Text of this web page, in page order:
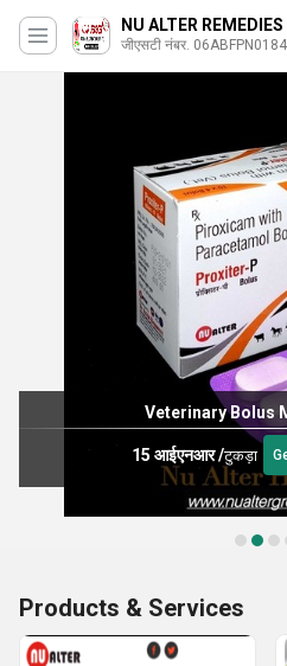
NU ALTER REMEDIES
जीएसटी नंबर.
Veterinary Bolus
15 आईएनआर/टुकड़ा
Products & Services